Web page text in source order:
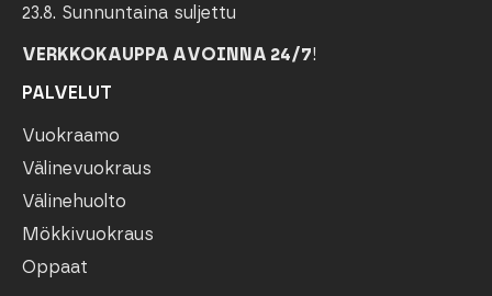
23.8. Sunnuntaina suljettu
VERKKOKAUPPA AVOINNA 24/7!
PALVELUT
Vuokraamo
Välinevuokraus
Välinehuolto
Mökkivuokraus
Oppaat